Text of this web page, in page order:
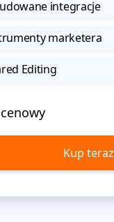
integracje
marketera
Editing
Kup teraz